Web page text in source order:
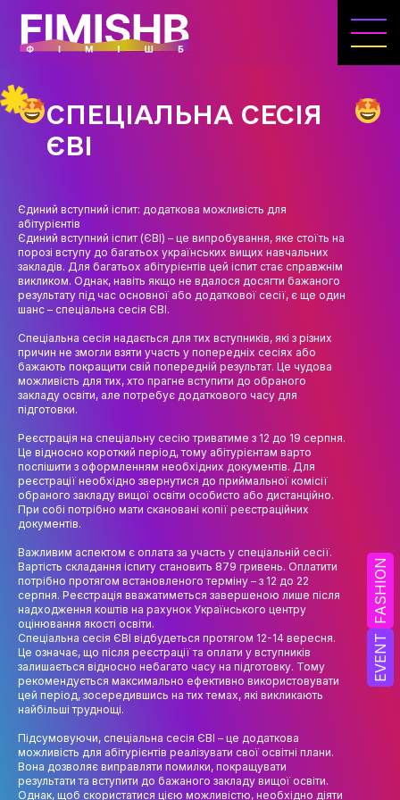
EVENT
FASHION
ГОЛОВНА
ІНДУСТРІЇ ДОЗВІЛЛЯ
МЕТА, ЗАВДАННЯ ТА ІСТОРІЯ КАФЕДРИ
ОСВІТНІ ПРОГРАМИ
ПРАКТИКА
СИЛАБУСИ
НАУКА
НАПРЯМИ ДОСЛІДЖЕНЬ
ВИДАВНИЧА ДІЯЛЬНІСТЬ
КОНФЕРЕНЦІЇ, СЕМІНАРИ
ПІДВИЩЕННЯ КВАЛІФІКАЦІЇ
ЯКІСТЬ ОСВІТИ
АКАДЕМІЧНА ДОБРОЧЕСНІСТЬ
АКАДЕМІЧНА МОБІЛЬНІСТЬ
СПІВПРАЦЯ
КАФЕДРА ФЕШН ТА ШОУ-БІЗНЕСУ
МЕТА, ЗАВДАННЯ ТА ІСТОРІЯ КАФЕДРИ
ВИКЛАДАЦЬКИЙ СКЛАД
СПЕЦІАЛЬНА СЕСІЯ
ЄВІ
Єдиний вступний іспит: додаткова можливість для
абітурієнтів
Єдиний вступний іспит (ЄВІ) – це випробування, яке стоїть на
порозі вступу до багатьох українських вищих навчальних
закладів. Для багатьох абітурієнтів цей іспит стає справжнім
викликом. Однак, навіть якщо не вдалося досягти бажаного
результату під час основної або додаткової сесії, є ще один
шанс – спеціальна сесія ЄВІ.
Спеціальна сесія надається для тих вступників, які з різних
причин не змогли взяти участь у попередніх сесіях або
бажають покращити свій попередній результат. Це чудова
можливість для тих, хто прагне вступити до обраного
закладу освіти, але потребує додаткового часу для
підготовки.
Реєстрація на спеціальну сесію триватиме з 12 до 19 серпня.
Це відносно короткий період, тому абітурієнтам варто
поспішити з оформленням необхідних документів. Для
реєстрації необхідно звернутися до приймальної комісії
обраного закладу вищої освіти особисто або дистанційно.
При собі потрібно мати скановані копії реєстраційних
документів.
Важливим аспектом є оплата за участь у спеціальній сесії.
Вартість складання іспиту становить 879 гривень. Оплатити
потрібно протягом встановленого терміну – з 12 до 22
серпня. Реєстрація вважатиметься завершеною лише після
надходження коштів на рахунок Українського центру
оцінювання якості освіти.
Спеціальна сесія ЄВІ відбудеться протягом 12-14 вересня.
Це означає, що після реєстрації та оплати у вступників
залишається відносно небагато часу на підготовку. Тому
рекомендується максимально ефективно використовувати
цей період, зосередившись на тих темах, які викликають
найбільші труднощі.
Підсумовуючи, спеціальна сесія ЄВІ – це додаткова
можливість для абітурієнтів реалізувати свої освітні плани.
Вона дозволяє виправляти помилки, покращувати
результати та вступити до бажаного закладу вищої освіти.
Однак, щоб скористатися цією можливістю, необхідно діяти